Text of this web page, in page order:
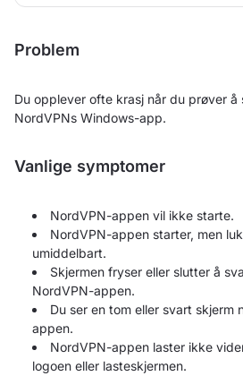
Problem
Du opplever ofte krasj når du prøver å
NordVPNs Windows-app.
Vanlige symptomer
NordVPN-appen vil ikke starte.
NordVPN-appen starter, men
umiddelbart.
Skjermen fryser eller slutter å
NordVPN-appen.
Du ser en tom eller svart skjerm
appen.
NordVPN-appen laster ikke
logoen eller lasteskjermen.